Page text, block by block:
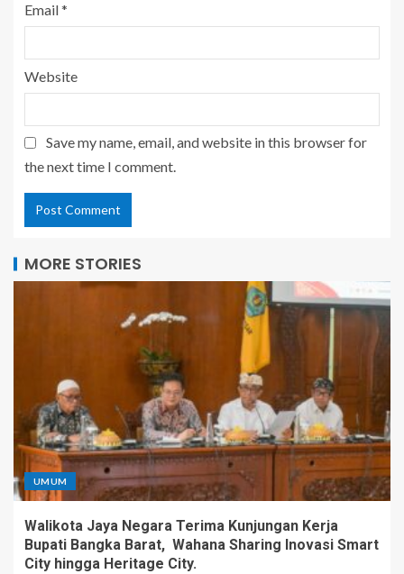
Email*
Website
Save my name, email, and website in this browser for
the next time I comment.
MORE STORIES
UMUM
Walikota Jaya Negara Terima Kunjungan Kerja
Bupati Bangka Barat, Wahana Sharing Inovasi Smart
City hingga Heritage City.